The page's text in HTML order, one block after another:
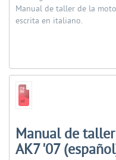
Manual de taller de la
escrita en italiano.
Manual de
AK7 '07